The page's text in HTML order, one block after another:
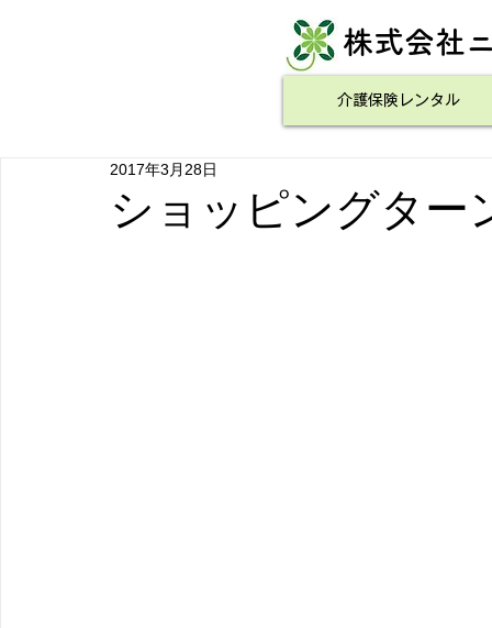
株式会社
介護保険レンタル
ショッピングター
2017年3月28日